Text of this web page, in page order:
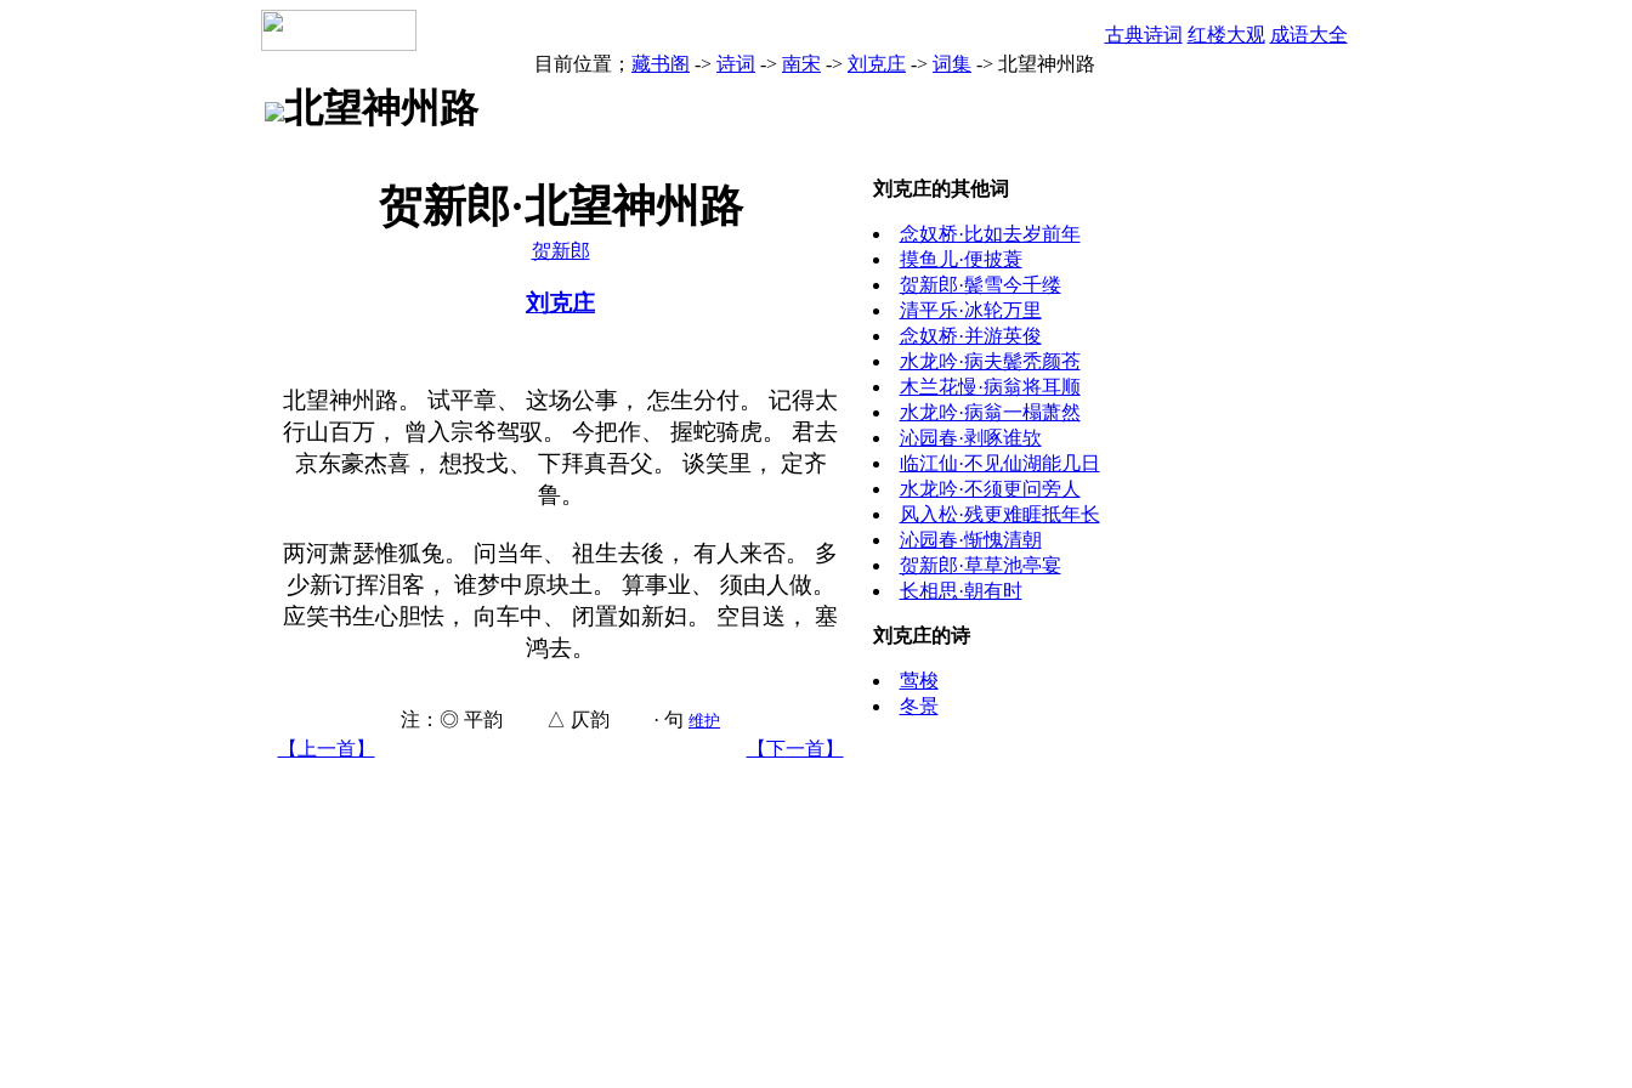
古典诗词 红楼大观 成语大全
目前位置； 藏书阁 -> 诗词 -> 南宋 -> 刘克庄 -> 词集 -> 北望神州路
北望神州路
贺新郎·北望神州路
贺新郎
刘克庄
北望神州路。 试平章、 这场公事， 怎生分付。 记得太
行山百万， 曾入宗爷驾驭。 今把作、 握蛇骑虎。 君去
京东豪杰喜， 想投戈、 下拜真吾父。 谈笑里， 定齐
鲁。
两河萧瑟惟狐兔。 问当年、 祖生去後， 有人来否。 多
少新订挥泪客， 谁梦中原块土。 算事业、 须由人做。
应笑书生心胆怯， 向车中、 闭置如新妇。 空目送， 塞
鸿去。
注：◎ 平韵 △ 仄韵 · 句 维护
【上一首】 【下一首】
刘克庄的其他词
念奴桥·比如去岁前年
摸鱼儿·便披蓑
贺新郎·鬓雪今千缕
清平乐·冰轮万里
念奴桥·并游英俊
水龙吟·病夫鬓秃颜苍
木兰花慢·病翁将耳顺
水龙吟·病翁一榻萧然
沁园春·剥啄谁欤
临江仙·不见仙湖能几日
水龙吟·不须更问旁人
风入松·残更难睚抵年长
沁园春·惭愧清朝
贺新郎·草草池亭宴
长相思·朝有时
刘克庄的诗
莺梭
冬景